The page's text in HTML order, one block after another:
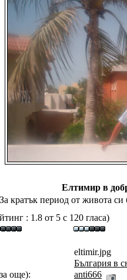
Елтимир в
кратък период от живота
: 1.8 от 5 с 120 гласа)
eltimir.jpg
България в
още):
anti666